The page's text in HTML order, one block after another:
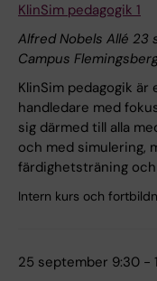
KlinSim pedagogik 1
Alfred Nobels Allé 23
Campus
KlinSim pedagogik
handledare med
sig därmed till alla
och med simulering,
färdighetsträning
Intern kurs och
25 september 9:30 -